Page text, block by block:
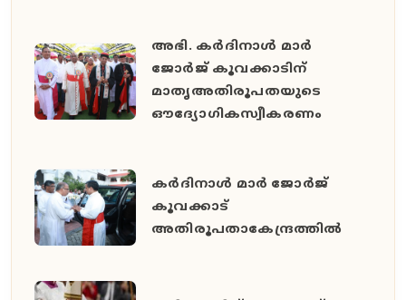
അഭി. കർദിനാൾ മാർ
ജോർജ് കൂവക്കാടിന്
മാതൃഅതിരൂപതയുടെ
ഔദ്യോഗികസ്വീകരണം
കർദിനാൾ മാർ ജോർജ്
കൂവക്കാട്
അതിരൂപതാകേന്ദ്രത്തിൽ